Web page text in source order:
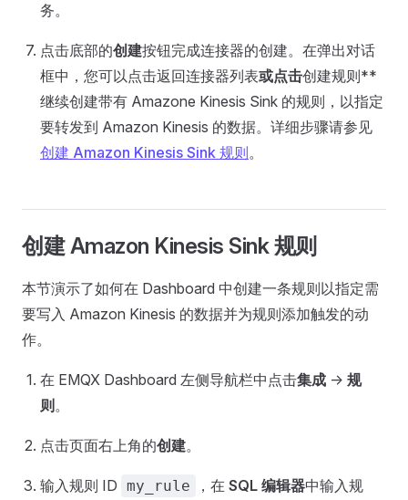
务。
点击底部的创建按钮完成连接器的创建。在弹出对话
框中，您可以点击返回连接器列表或点击创建规则**
继续创建带有 Amazone Kinesis Sink 的规则，以指定
要转发到 Amazon Kinesis 的数据。详细步骤请参见
创建 Amazon Kinesis Sink 规则。
创建 Amazon Kinesis Sink 规则
本节演示了如何在 Dashboard 中创建一条规则以指定需
要写入 Amazon Kinesis 的数据并为规则添加触发的动
作。
在 EMQX Dashboard 左侧导航栏中点击集成 -> 规
则 。
点击页面右上角的创建。
输入规则 ID my_rule ，在 SQL 编辑器中输入规